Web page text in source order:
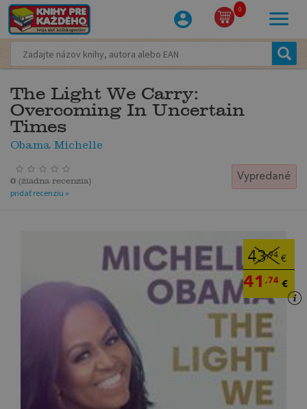
0
The Light We Carry:
Overcoming In Uncertain
Times
Obama Michelle
Vypredané
0 (žiadna recenzia)
pridať recenziu »
43,94 €
41,74 €